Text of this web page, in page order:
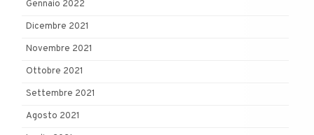
Gennaio 2022
Dicembre 2021
Novembre 2021
Ottobre 2021
Settembre 2021
Agosto 2021